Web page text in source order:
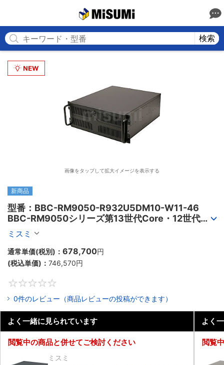
検索
画像をタップして拡大イメージを表示する
新商品
型番：BBC-RM9050-R932U5DM10-W11-46
BBC-RM9050シリーズ第13世代Core・12世代
Celeron対応ラックマウント3PCIe
ミスミ
通常単価(税別)： 678,700円
(税込単価)： 746,570円
0件のレビュー（商品レビューの投稿ができます）
よく一緒に見られています
閲覧中の商品と併せてご検討ください
ミスミ
よく
閲覧